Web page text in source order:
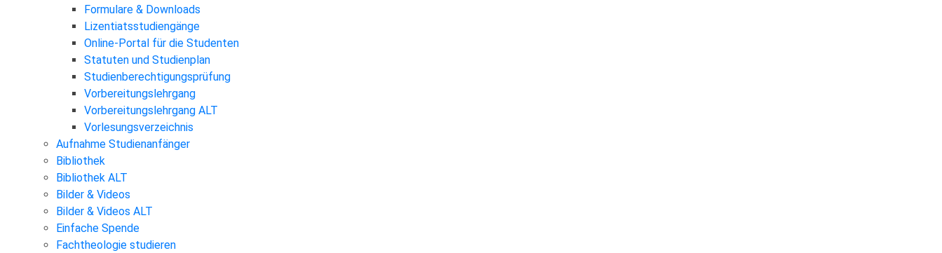
Formulare & Downloads
Lizentiatsstudiengänge
Online-Portal für die Studenten
Statuten und Studienplan
Studienberechtigungsprüfung
Vorbereitungslehrgang
Vorbereitungslehrgang ALT
Vorlesungsverzeichnis
Aufnahme Studienanfänger
Bibliothek
Bibliothek ALT
Bilder & Videos
Bilder & Videos ALT
Einfache Spende
Fachtheologie studieren